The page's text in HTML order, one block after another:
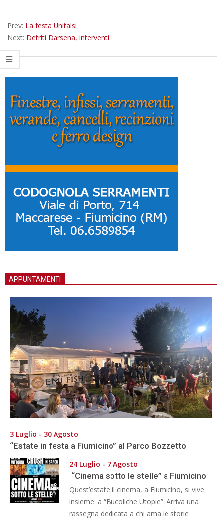
Prev: La festa Unitalsi
Next: Detriti Darsena, interventi
APPUNTAMENTI
3 Luglio - 30 Agosto
“Estate in festa a Fiumicino” al Parco Bozzetto
24 Luglio - 7 Agosto
“Cinema sotto le stelle” a Fiumicino
Quest’estate il cinema, a Fiumicino, si vive
insieme: a “Bucoliche Utopie”. Arriva una
rassegna dedicata a chi ama le storie